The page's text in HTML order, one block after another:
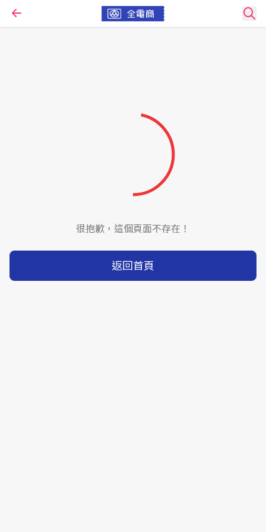
很抱歉，這個頁面不存在！
返回首頁